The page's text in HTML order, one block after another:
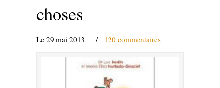
choses
Le 29 mai 2013 / 120 commentaires